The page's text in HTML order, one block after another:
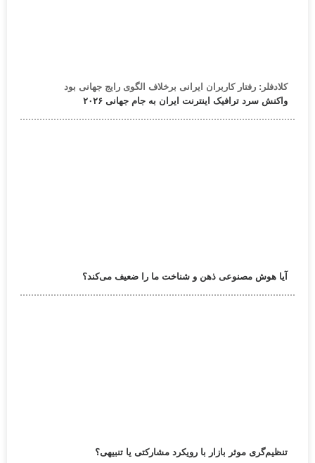
کلادفلر: رفتار کاربران ایرانی برخلاف الگوی رایج جهانی بود
واکنش سرد ترافیک اینترنت ایران به جام جهانی ۲۰۲۶
آیا هوش مصنوعی ذهن و شناخت ما را ضعیف می‌کند؟
تنظیم‌گری موثر بازار با رویکرد مشارکتی یا تنبیهی؟